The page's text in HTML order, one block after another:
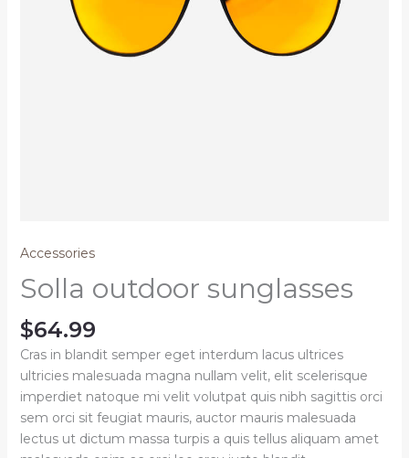
Accessories
Solla outdoor sunglasses
$64.99
Cras in blandit semper eget interdum lacus ultrices
ultricies malesuada magna nullam velit, elit scelerisque
imperdiet natoque mi velit volutpat quis nibh sagittis orci
sem orci sit feugiat mauris, auctor mauris malesuada
lectus ut dictum massa turpis a quis tellus aliquam amet